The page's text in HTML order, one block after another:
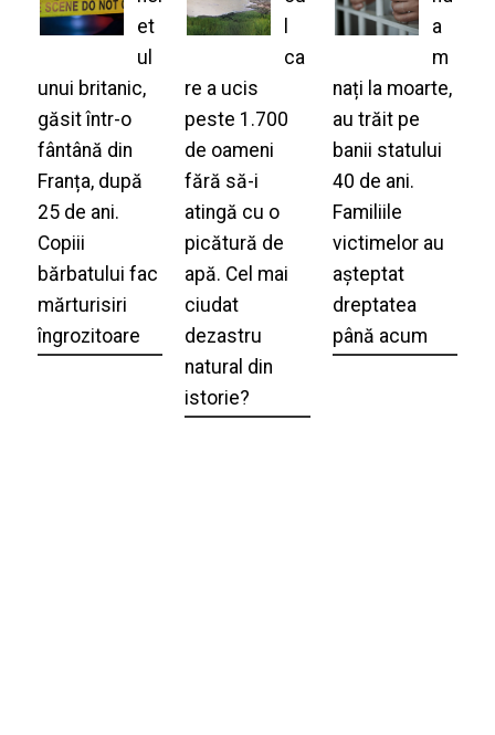
et
ul
unui britanic,
găsit într-o
fântână din
Franța, după
25 de ani.
Copiii
bărbatului fac
mărturisiri
îngrozitoare
ca
re a ucis
peste 1.700
de oameni
fără să-i
atingă cu o
picătură de
apă. Cel mai
ciudat
dezastru
natural din
istorie?
a
m
nați la moarte,
au trăit pe
banii statului
40 de ani.
Familiile
victimelor au
așteptat
dreptatea
până acum